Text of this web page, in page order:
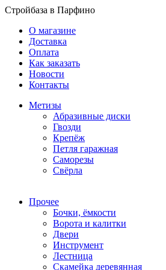
Стройбаза в Парфино
О магазине
Доставка
Оплата
Как заказать
Новости
Контакты
Метизы
Абразивные диски
Гвозди
Крепёж
Петля гаражная
Саморезы
Свёрла
Прочее
Бочки, ёмкости
Ворота и калитки
Двери
Инструмент
Лестница
Скамейка деревянная